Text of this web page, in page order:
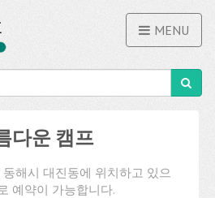
MENU
다운 캠프
해시 대진동에 위치하고 있으
예약이 가능합니다.